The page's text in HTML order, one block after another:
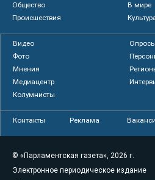
Общество
В мире
Происшествия
Видео
Опросы
Фото
Мнения
Медиацентр
Колумнисты
Контакты Реклама
© «Парламентская газета», 2026 г.
Электронное периодическое издание